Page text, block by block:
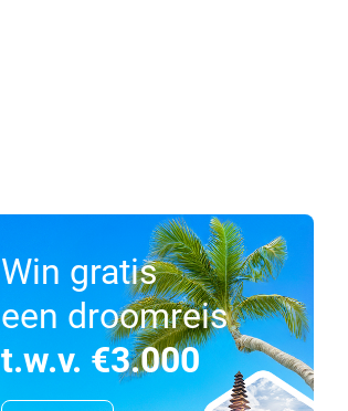
Win gratis
een droomreis
t.w.v. €3.000